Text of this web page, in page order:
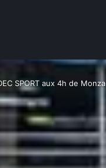
SPORT aux 4h de Monza